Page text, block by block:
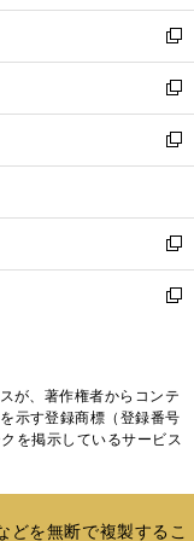
開
く
ウ
で
開
く
ン
ド
ウ
で
開
く
ウ
ィ
ン
ド
ウ
で
開
し
い
ウ
ィ
ン
ド
ウ
開
く
新
し
い
ウ
ィ
ン
ウ
で
開
く
新
し
い
ウ
ン
ド
ウ
で
新
し
ウ
ィ
ン
ド
く
新
し
い
ド
ウ
で
新
ィ
ン
ド
開
が、著作権者からコンテ
示す登録商標（登録番号
を掲示しているサービス
どを無断で複製するこ